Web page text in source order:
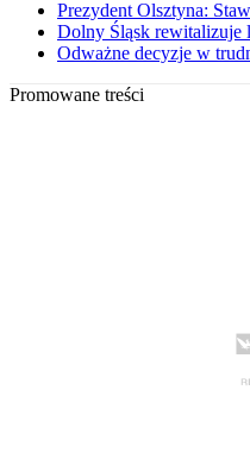
Prezydent Olsztyna:
Dolny Śląsk rewitalizuje
Odważne decyzje w
Promowane treści